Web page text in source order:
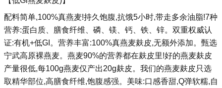
配料简单,100%真燕麦!持久饱腹,抗饿5小时,带走多余油脂!7种
营养:蛋白质、膳食纤维、磷、镁、钙、铁、锌。双重权威认
证:有机+低GI。营养丰富:100%真燕麦麸皮,无额外添加。甄选
宁武高原裸燕麦。燕麦90%的营养都在麸皮里!好的燕麦麸皮
产量很低,每100g燕麦仅产出20g麸皮。我们的燕麦麸皮只选
取精华部位,高膳食纤维,饱腹感强。美味:口感香甜,Q弹软糯,自